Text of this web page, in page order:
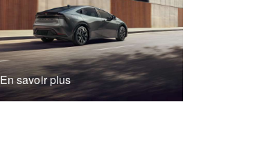
En savoir plus